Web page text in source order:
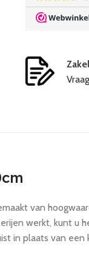
van
werkt, kunt u
in plaats van